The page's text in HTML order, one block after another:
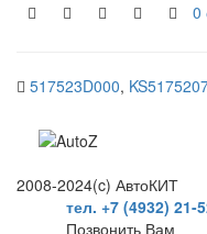
0
517523D000,
2008-2024(c) АвтоКИТ
тел. +7 (4932) 21-
Позвонить Вам